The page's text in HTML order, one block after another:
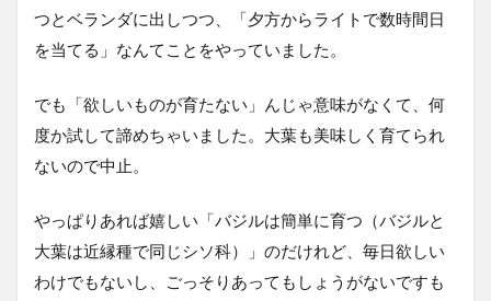
つとベランダに出しつつ、「夕方からライトで数時間日
を当てる」なんてことをやっていました。
でも「欲しいものが育たない」んじゃ意味がなくて、何
度か試して諦めちゃいました。大葉も美味しく育てられ
ないので中止。
やっぱりあれば嬉しい「バジルは簡単に育つ（バジルと
大葉は近縁種で同じシソ科）」のだけれど、毎日欲しい
わけでもないし、ごっそりあってもしょうがないですも